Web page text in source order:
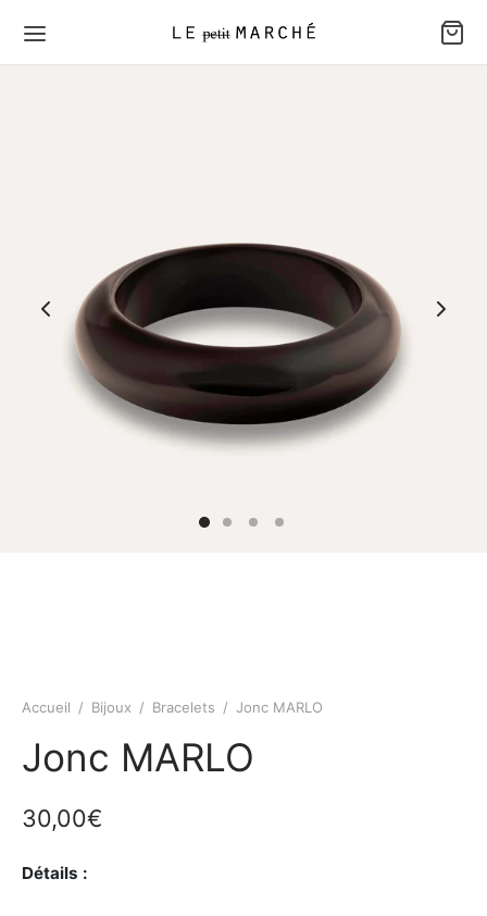
Accueil / Bijoux / Bracelets / Jonc MARLO
Jonc MARLO
30,00€
Détails :